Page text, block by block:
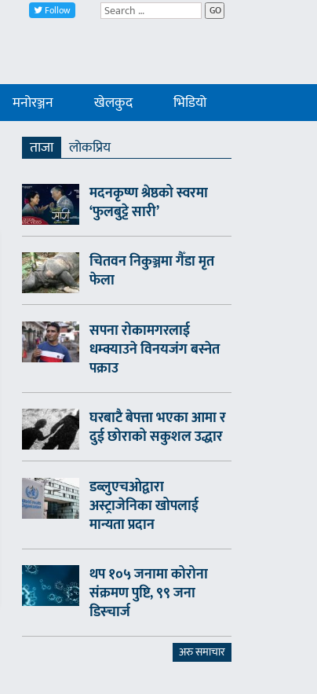
Follow GO
मनोरञ्जन खेलकुद भिडियो
ताजा
लाेकप्रिय
मदनकृष्ण श्रेष्ठको स्वरमा
‘फुलबुट्टे सारी’
चितवन निकुञ्जमा गैँडा मृत
फेला
सपना रोकामगरलाई
धम्क्याउने विनयजंग बस्नेत
पक्राउ
घरबाटै बेपत्ता भएका आमा र
दुई छोराको सकुशल उद्धार
डब्लुएचओद्वारा
अस्ट्राजेनिका खोपलाई
मान्यता प्रदान
थप १०५ जनामा कोरोना
संक्रमण पुष्टि, ९९ जना
डिस्चार्ज
अरु समाचार